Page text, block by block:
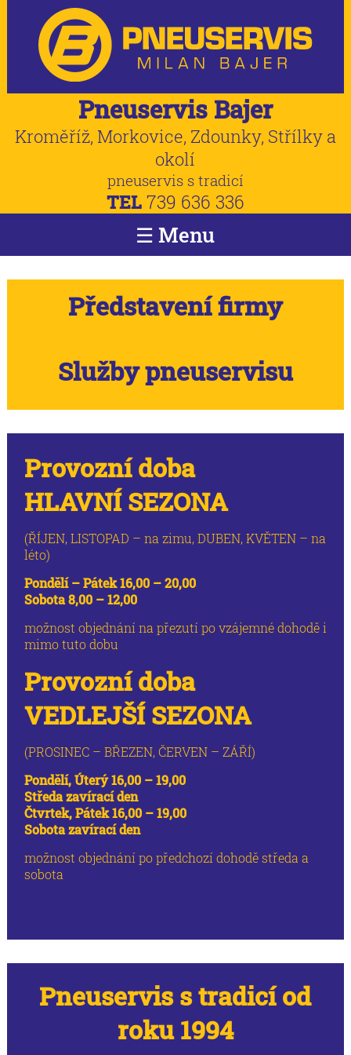
Pneuservis Bajer
Kroměříž, Morkovice, Zdounky, Střílky a
okolí
pneuservis s tradicí
TEL739 636 336
☰ Menu
Představení firmy
Služby pneuservisu
Provozní doba
HLAVNÍ SEZONA
(ŘÍJEN, LISTOPAD – na zimu, DUBEN, KVĚTEN – na
léto)
Pondělí – Pátek 16,00 – 20,00
Sobota 8,00 – 12,00
možnost objednání na přezutí po vzájemné dohodě i
mimo tuto dobu
Provozní doba
VEDLEJŠÍ SEZONA
(PROSINEC – BŘEZEN, ČERVEN – ZÁŘÍ)
Pondělí, Úterý 16,00 – 19,00
Středa zavírací den
Čtvrtek, Pátek 16,00 – 19,00
Sobota zavírací den
možnost objednání po předchozí dohodě středa a
sobota
Pneuservis s tradicí od
roku 1994